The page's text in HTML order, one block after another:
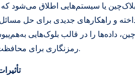
یا سیستم‌هایی اطلاق می‌شود که
و راهکارهای جدیدی برای حل
داده‌ها را در قالب بلوک‌هایی
رمزنگاری برای محافظت از این داده‌ها استفاده می‌کنند.